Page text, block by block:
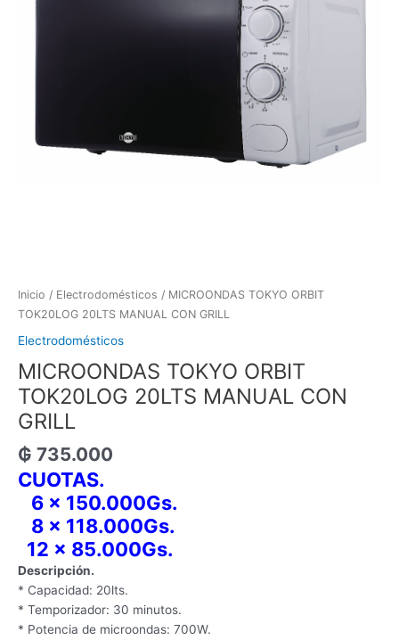
Inicio / Electrodomésticos / MICROONDAS TOKYO ORBIT
TOK20LOG 20LTS MANUAL CON GRILL
Electrodomésticos
MICROONDAS TOKYO ORBIT
TOK20LOG 20LTS MANUAL CON
GRILL
₲ 735.000
CUOTAS.
6 x 150.000Gs.
8 x 118.000Gs.
12 x 85.000Gs.
Descripción.
* Capacidad: 20lts.
* Temporizador: 30 minutos.
* Potencia de microondas: 700W.